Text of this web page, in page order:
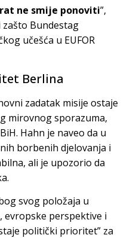
ne smije ponoviti”,
Bundestag
učešća u EUFOR
Berlina
zadatak misije ostaje
mirovnog sporazuma,
Hahn je naveo da u
borbenih djelovanja i
ali je upozorio da
svog položaja u
evropske perspektive i
politički prioritet” za